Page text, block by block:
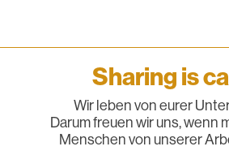
Sharing is
Wir leben von eurer
Darum freuen wir uns, wenn
Menschen von unserer